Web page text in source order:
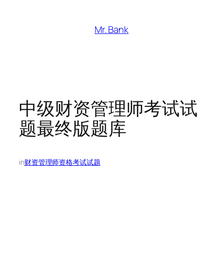
Mr. Bank
中级财资管理师考试试
题最终版题库
in财资管理师资格考试试题